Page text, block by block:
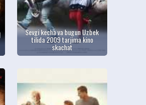
Sevgi kecha va bugun Uzbek
tilida 2009 tarjima kino
skachat